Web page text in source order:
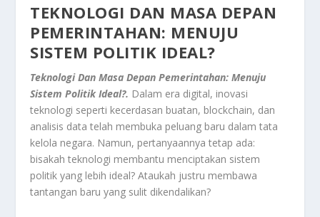
TEKNOLOGI DAN MASA DEPAN
PEMERINTAHAN: MENUJU
SISTEM POLITIK IDEAL?
Teknologi Dan Masa Depan Pemerintahan: Menuju
Sistem Politik Ideal?. Dalam era digital, inovasi
teknologi seperti kecerdasan buatan, blockchain, dan
analisis data telah membuka peluang baru dalam tata
kelola negara. Namun, pertanyaannya tetap ada:
bisakah teknologi membantu menciptakan sistem
politik yang lebih ideal? Ataukah justru membawa
tantangan baru yang sulit dikendalikan?